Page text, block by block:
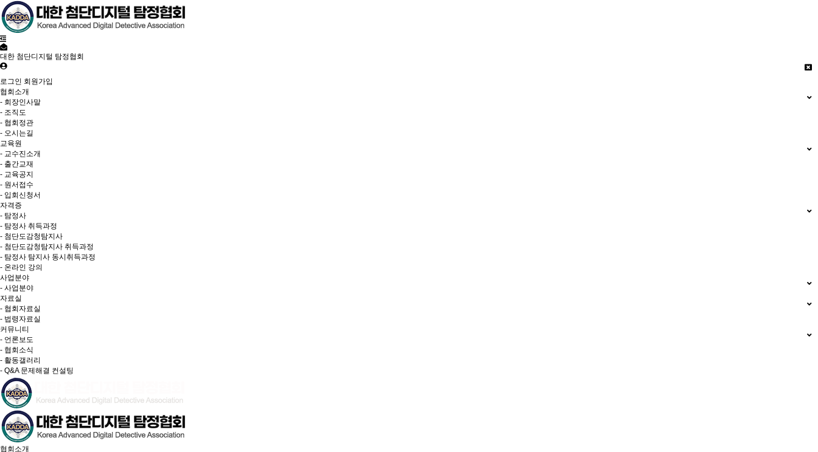
대한 첨단디지털 탐정협회
로그인 회원가입
협회소개
- 회장인사말
- 조직도
- 협회정관
- 오시는길
교육원
- 교수진소개
- 출간교재
- 교육공지
- 원서접수
- 입회신청서
자격증
- 탐정사
- 탐정사 취득과정
- 첨단도감청탐지사
- 첨단도감청탐지사 취득과정
- 탐정사 탐지사 동시취득과정
- 온라인 강의
사업분야
- 사업분야
자료실
- 협회자료실
- 법령자료실
커뮤니티
- 언론보도
- 협회소식
- 활동갤러리
- Q&A 문제해결 컨설팅
협회소개